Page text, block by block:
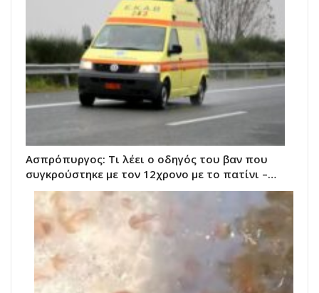
Ασπρόπυργος: Τι λέει ο οδηγός του βαν που
συγκρούστηκε με τον 12χρονο με το πατίνι –…